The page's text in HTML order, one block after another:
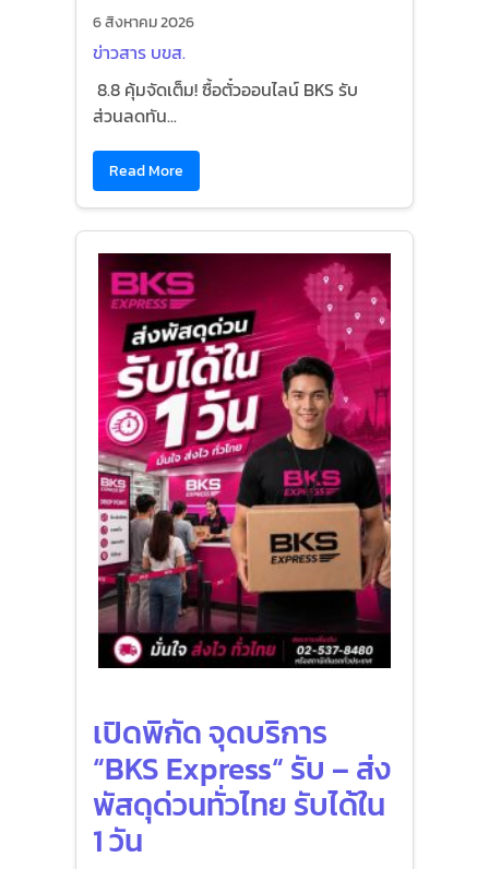
6 สิงหาคม 2026
ข่าวสาร บขส.
8.8 คุ้มจัดเต็ม! ซื้อตั๋วออนไลน์ BKS รับ
ส่วนลดทัน...
Read More
เปิดพิกัด จุดบริการ
“BKS Express“ รับ – ส่ง
พัสดุด่วนทั่วไทย รับได้ใน
1 วัน